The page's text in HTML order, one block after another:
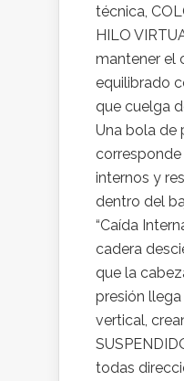
técnica,
HILO
mantener el
equilibrado
que cuelga
Una bola de
internos y
dentro del
“Caída
cadera
que la
presión
vertical,
todas